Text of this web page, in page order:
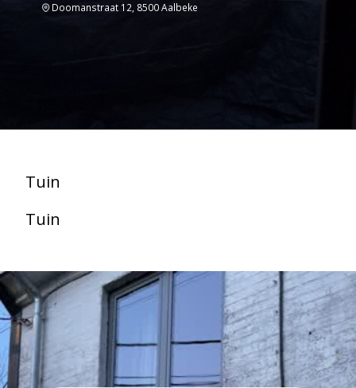
Doomanstraat 12, 8500 Aalbeke
Tuin
Tuin